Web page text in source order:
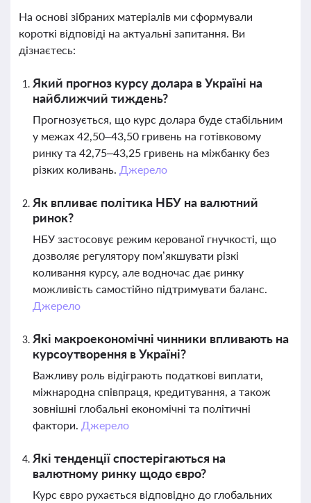
На основі зібраних матеріалів ми сформували
короткі відповіді на актуальні запитання. Ви
дізнаєтесь:
Який прогноз курсу долара в Україні на
найближчий тиждень?
Прогнозується, що курс долара буде стабільним
у межах 42,50–43,50 гривень на готівковому
ринку та 42,75–43,25 гривень на міжбанку без
різких коливань. Джерело
Як впливає політика НБУ на валютний
ринок?
НБУ застосовує режим керованої гнучкості, що
дозволяє регулятору пом’якшувати різкі
коливання курсу, але водночас дає ринку
можливість самостійно підтримувати баланс.
Джерело
Які макроекономічні чинники впливають на
курсоутворення в Україні?
Важливу роль відіграють податкові виплати,
міжнародна співпраця, кредитування, а також
зовнішні глобальні економічні та політичні
фактори. Джерело
Які тенденції спостерігаються на
валютному ринку щодо євро?
Курс євро рухається відповідно до глобальних